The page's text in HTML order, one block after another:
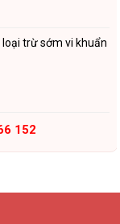
trừ sớm vi khuẩn
152